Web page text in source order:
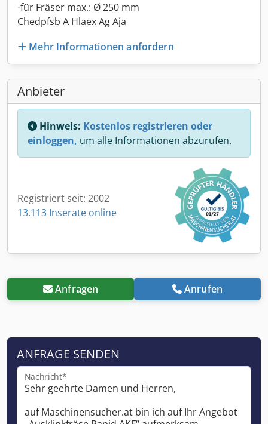
-für Fräser max.: Ø 250 mm
Chedpfsb A Hlaex Ag Aja
Mehr Informationen anfordern
Anbieter
Hinweis: Kostenlos registrieren oder
einloggen, um alle Informationen abzurufen.
Registriert seit: 2002
13.113 Inserate online
Anfragen Anrufen
ANFRAGE SENDEN
Nachricht*